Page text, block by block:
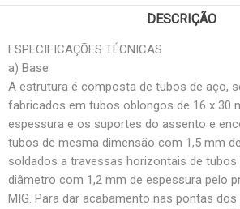
DESCRIÇÃO
ESPECIFICAÇÕES TÉCNICAS
a) Base
A estrutura é composta de tubos de aço,
fabricados em tubos oblongos de 16 x 30
espessura e os suportes do assento e
tubos de mesma dimensão com 1,5 mm
soldados a travessas horizontais de tubos
diâmetro com 1,2 mm de espessura pelo
MIG. Para dar acabamento nas pontas